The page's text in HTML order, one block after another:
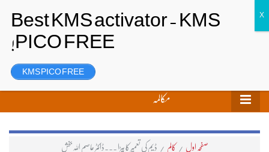
رجسٹر
مکالمہ
صفحہ اول / کالم / ڈیم کی تعمیر کا بِیڑا ۔۔۔ڈاکٹر عاصم اللہ بخش
KMS PICO FREE